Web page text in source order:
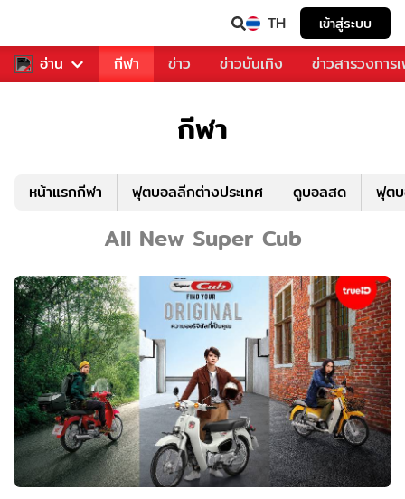
TH เข้าสู่ระบบ
อ่าน
สำหรับคุณ กีฬา ข่าว ข่าวบันเทิง ข่าวสารวงการ
กีฬา
หน้าแรกกีฬา ฟุตบอลลีกต่างประเทศ ดูบอลสด ฟุต
All New Super Cub